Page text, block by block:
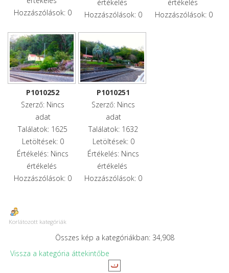
Hozzászólások: 0
értékelés
Hozzászólások: 0
értékelés
Hozzászólások: 0
P1010252
Szerző: Nincs
adat
Találatok: 1625
Letöltések: 0
Értékelés: Nincs
értékelés
Hozzászólások: 0
P1010251
Szerző: Nincs
adat
Találatok: 1632
Letöltések: 0
Értékelés: Nincs
értékelés
Hozzászólások: 0
Korlátozott kategóriák
Összes kép a kategóriákban: 34,908
Vissza a kategória áttekintőbe